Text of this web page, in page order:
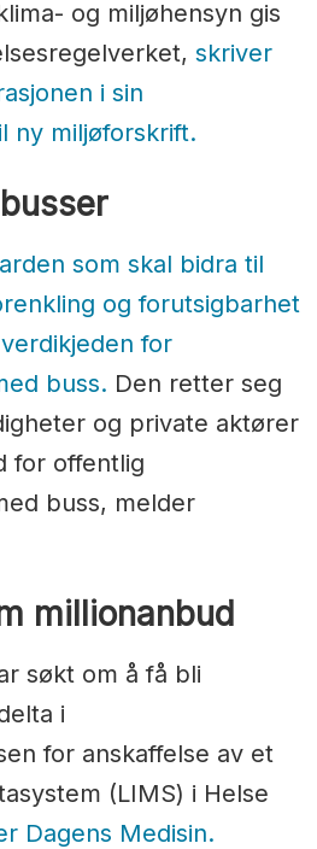
og miljøhensyn gis
skriver
i sin
ny miljøforskrift.
som skal bidra til
og forutsigbarhet
for
buss. Den retter seg
og private aktører
for offentlig
buss, melder
millionanbud
søkt om å få bli
i
for anskaffelse av et
(LIMS) i Helse
Dagens Medisin.